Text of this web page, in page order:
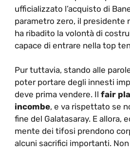
ufficializzato l’acquisto di
parametro zero, il presidente
ha ribadito la volontà di
capace di entrare nella top
Pur tuttavia, stando alle
poter portare degli innesti
deve prima vendere. Il fair
incombe, e va rispettato se
fine del Galatasaray. E allora,
mente dei tifosi prendono
alcuni sacrifici importanti.